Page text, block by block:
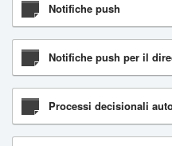
Notifiche push
Notifiche push per il
Processi decisionali